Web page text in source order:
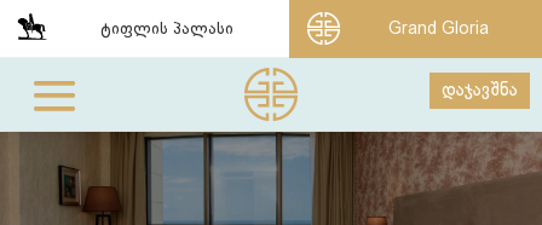
ტიფლის პალასი Grand Gloria
დაჯავშნა